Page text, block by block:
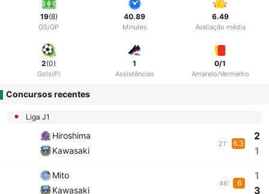
19(8)
GS/GP
40.89
Minutes
6.49
Avaliação média
2(0)
Gols(P)
1
Assistências
0/1
Amarelo/Vermelho
Concursos recentes
Liga J1
Hiroshima
Kawasaki
21' 6.3
2
1
Mito
Kawasaki
46' 6
1
3